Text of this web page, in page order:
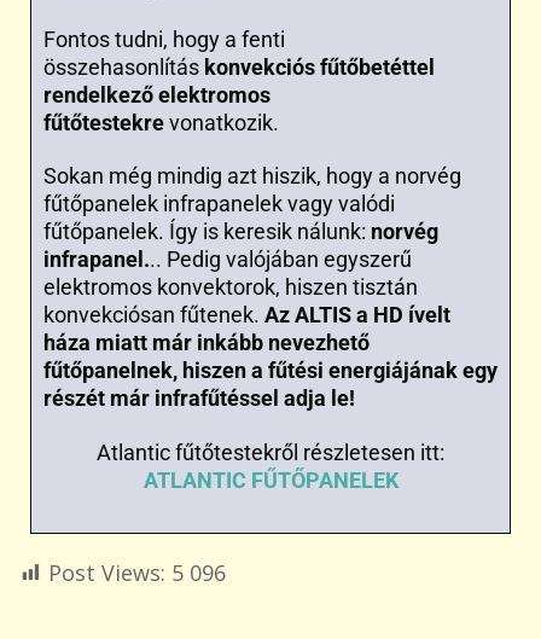
Fontos tudni, hogy a fenti
összehasonlítás konvekciós fűtőbetéttel
rendelkező elektromos
fűtőtestekrevonatkozik.
Sokan még mindig azt hiszik, hogy a norvég
fűtőpanelek infrapanelek vagy valódi
fűtőpanelek. Így is keresik nálunk: norvég
infrapanel... Pedig valójában egyszerű
elektromos konvektorok, hiszen tisztán
konvekciósan fűtenek. Az ALTIS a HD ívelt
háza miatt már inkább nevezhető
fűtőpanelnek, hiszen a fűtési energiájának egy
részét már infrafűtéssel adja le!
Atlantic fűtőtestekről részletesen itt:
ATLANTIC FŰTŐPANELEK
Post Views: 5 096